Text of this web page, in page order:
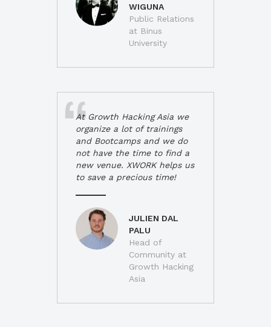
WIGUNA
Public Relations
at Binus
University
At Growth Hacking Asia we
organize a lot of trainings
and Bootcamps and we do
not have the time to find a
new venue. XWORK helps us
to save a precious time!
JULIEN DAL
PALU
Head of
Community at
Growth Hacking
Asia